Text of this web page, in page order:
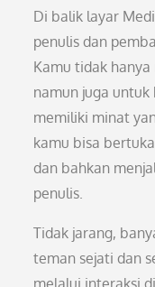
Di balik layar
penulis dan
Kamu tidak
namun juga
memiliki minat
kamu bisa
dan bahkan
penulis.
Tidak jarang,
teman sejati dan
melalui interaksi